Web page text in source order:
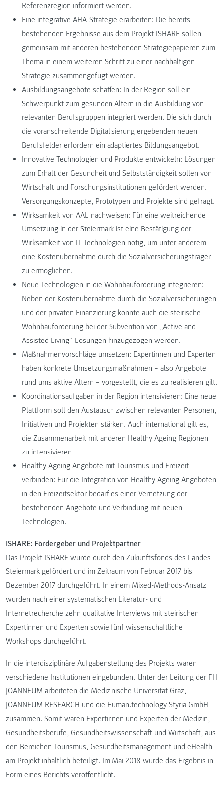
Referenzregion informiert werden.
Eine integrative AHA-Strategie erarbeiten: Die bereits
bestehenden Ergebnisse aus dem Projekt ISHARE sollen
gemeinsam mit anderen bestehenden Strategiepapieren zum
Thema in einem weiteren Schritt zu einer nachhaltigen
Strategie zusammengefügt werden.
Ausbildungsangebote schaffen: In der Region soll ein
Schwerpunkt zum gesunden Altern in die Ausbildung von
relevanten Berufsgruppen integriert werden. Die sich durch
die voranschreitende Digitalisierung ergebenden neuen
Berufsfelder erfordern ein adaptiertes Bildungsangebot.
Innovative Technologien und Produkte entwickeln: Lösungen
zum Erhalt der Gesundheit und Selbstständigkeit sollen von
Wirtschaft und Forschungsinstitutionen gefördert werden.
Versorgungskonzepte, Prototypen und Projekte sind gefragt.
Wirksamkeit von AAL nachweisen: Für eine weitreichende
Umsetzung in der Steiermark ist eine Bestätigung der
Wirksamkeit von IT-Technologien nötig, um unter anderem
eine Kostenübernahme durch die Sozialversicherungsträger
zu ermöglichen.
Neue Technologien in die Wohnbauförderung integrieren:
Neben der Kostenübernahme durch die Sozialversicherungen
und der privaten Finanzierung könnte auch die steirische
Wohnbauförderung bei der Subvention von „Active and
Assisted Living“-Lösungen hinzugezogen werden.
Maßnahmenvorschläge umsetzen: Expertinnen und Experten
haben konkrete Umsetzungsmaßnahmen – also Angebote
rund ums aktive Altern – vorgestellt, die es zu realisieren gilt.
Koordinationsaufgaben in der Region intensivieren: Eine neue
Plattform soll den Austausch zwischen relevanten Personen,
Initiativen und Projekten stärken. Auch international gilt es,
die Zusammenarbeit mit anderen Healthy Ageing Regionen
zu intensivieren.
Healthy Ageing Angebote mit Tourismus und Freizeit
verbinden: Für die Integration von Healthy Ageing Angeboten
in den Freizeitsektor bedarf es einer Vernetzung der
bestehenden Angebote und Verbindung mit neuen
Technologien.
ISHARE: Fördergeber und Projektpartner
Das Projekt ISHARE wurde durch den Zukunftsfonds des Landes
Steiermark gefördert und im Zeitraum von Februar 2017 bis
Dezember 2017 durchgeführt. In einem Mixed-Methods-Ansatz
wurden nach einer systematischen Literatur- und
Internetrecherche zehn qualitative Interviews mit steirischen
Expertinnen und Experten sowie fünf wissenschaftliche
Workshops durchgeführt.
In die interdisziplinäre Aufgabenstellung des Projekts waren
verschiedene Institutionen eingebunden. Unter der Leitung der FH
JOANNEUM arbeiteten die Medizinische Universität Graz,
JOANNEUM RESEARCH und die Human.technology Styria GmbH
zusammen. Somit waren Expertinnen und Experten der Medizin,
Gesundheitsberufe, Gesundheitswissenschaft und Wirtschaft, aus
den Bereichen Tourismus, Gesundheitsmanagement und eHealth
am Projekt inhaltlich beteiligt. Im Mai 2018 wurde das Ergebnis in
Form eines Berichts veröffentlicht.